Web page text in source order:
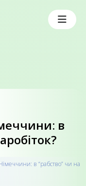
в
в “рабство” чи на